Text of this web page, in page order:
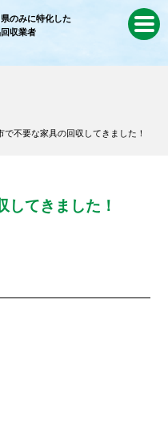
のみに特化した
収業者
で不要な家具の回収してきました！
してきました！